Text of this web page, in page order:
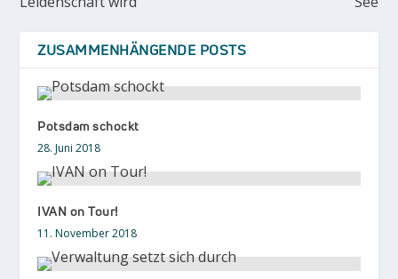
ZUSAMMENHÄNGENDE POSTS
Potsdam schockt
28. Juni 2018
IVAN on Tour!
11. November 2018